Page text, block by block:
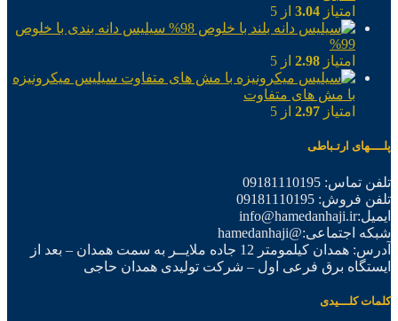
امتیاز 3.04 از 5
سیلیس دانه بندی با خلوص
99%
امتیاز 2.98 از 5
سیلیس میکرونیزه
با مش های متفاوت
امتیاز 2.97 از 5
پلــــهای ارتـباطی
تلفن تماس: 09181110195
تلفن فروش: 09181110195
ایمیل:info@hamedanhaji.ir
شبکه اجتماعی:@hamedanhaji
آدرس: همدان کیلمومتر 12 جاده ملایــر به سمت همدان – بعد از
ایستگاه برق فرعی اول – شرکت تولیدی همدان حاجی
کلمات کلـــیدی